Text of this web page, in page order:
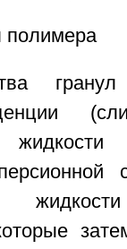
полимера